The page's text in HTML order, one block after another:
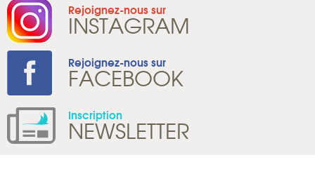
Rejoignez-nous sur
INSTAGRAM
Rejoignez-nous sur
FACEBOOK
Inscription
NEWSLETTER